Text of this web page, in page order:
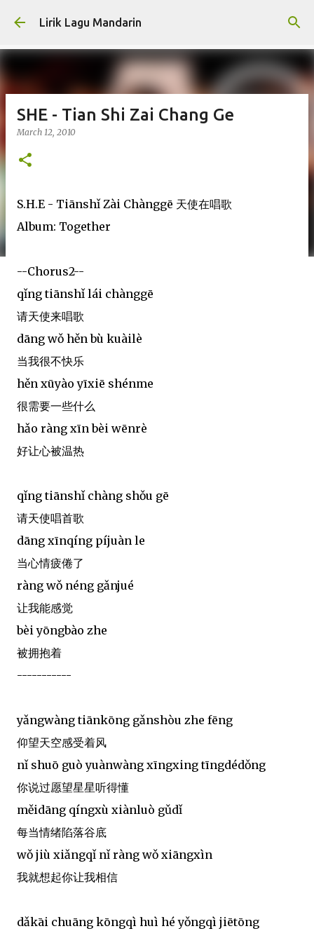
Skip to main content
Lirik Lagu Mandarin
SHE - Tian Shi Zai Chang Ge
March 12, 2010
S.H.E - Tiānshǐ Zài Chànggē 天使在唱歌
Album: Together
--Chorus2--
qǐng tiānshǐ lái chànggē
请天使来唱歌
dāng wǒ hěn bù kuàilè
当我很不快乐
hěn xūyào yīxiē shénme
很需要一些什么
hǎo ràng xīn bèi wēnrè
好让心被温热
qǐng tiānshǐ chàng shǒu gē
请天使唱首歌
dāng xīnqíng píjuàn le
当心情疲倦了
ràng wǒ néng gǎnjué
让我能感觉
bèi yōngbào zhe
被拥抱着
-----------
yǎngwàng tiānkōng gǎnshòu zhe fēng
仰望天空感受着风
nǐ shuō guò yuànwàng xīngxing tīngdédǒng
你说过愿望星星听得懂
měidāng qíngxù xiànluò gǔdǐ
每当情绪陷落谷底
wǒ jiù xiǎngqǐ nǐ ràng wǒ xiāngxìn
我就想起你让我相信
dǎkāi chuāng kōngqì huì hé yǒngqì jiētōng